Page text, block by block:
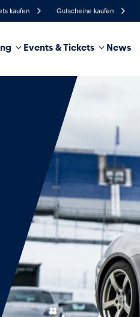
kaufen Gutscheine kaufen
Events & Tickets News
Regenwahrscheinlichkeit
Business